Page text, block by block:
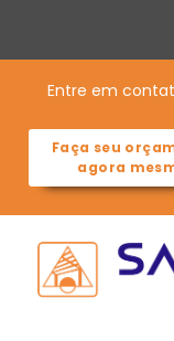
Entre em
Faça seu
agora